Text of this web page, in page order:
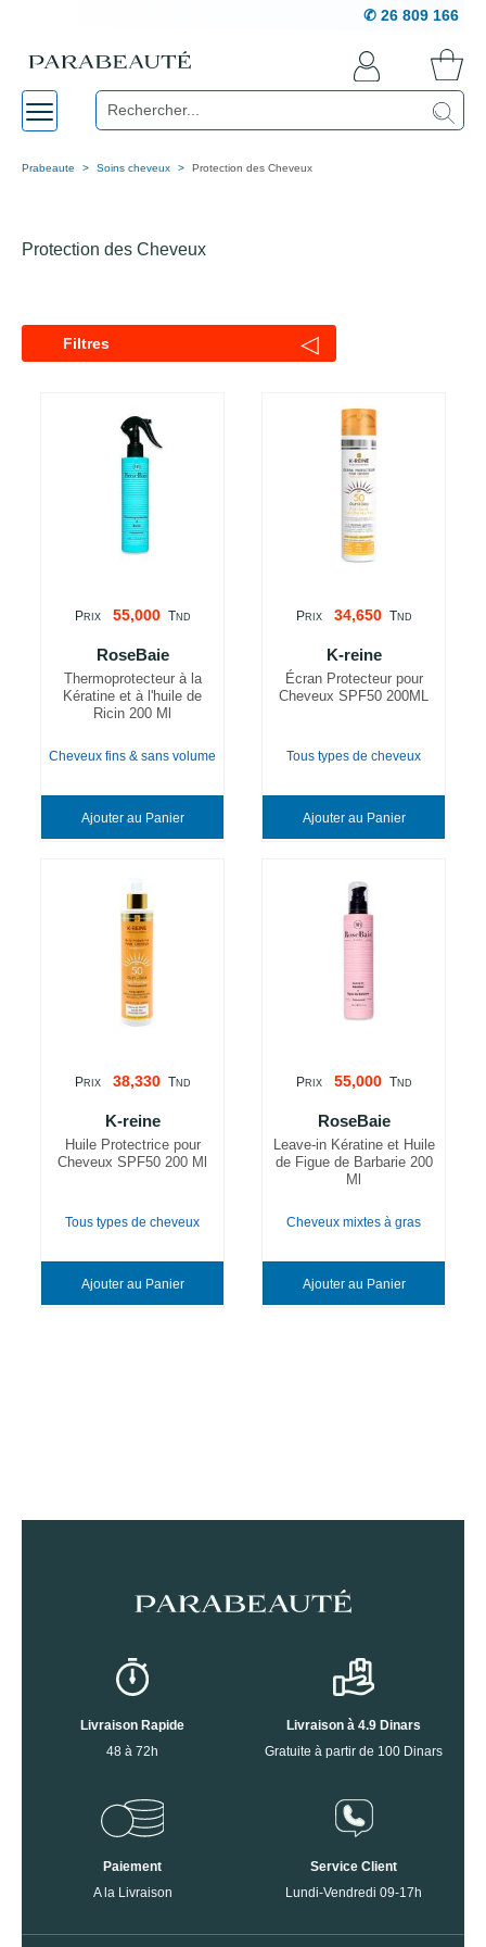
✆ 26 809 166
Prabeaute Soins cheveux Protection des Cheveux
Protection des Cheveux
Filtres ◁
PRIX 55,000 TND
RoseBaie
Thermoprotecteur à la
Kératine et à l'huile de
Ricin 200 Ml
Cheveux fins & sans volume
Ajouter au Panier
PRIX 34,650 TND
K-reine
Écran Protecteur pour
Cheveux SPF50 200ML
Tous types de cheveux
Ajouter au Panier
PRIX 38,330 TND
K-reine
Huile Protectrice pour
Cheveux SPF50 200 Ml
Tous types de cheveux
Ajouter au Panier
PRIX 55,000 TND
RoseBaie
Leave-in Kératine et Huile
de Figue de Barbarie 200
Ml
Cheveux mixtes à gras
Ajouter au Panier
Livraison Rapide
48 à 72h
Livraison à 4.9 Dinars
Gratuite à partir de 100 Dinars
Paiement
A la Livraison
Service Client
Lundi-Vendredi 09-17h